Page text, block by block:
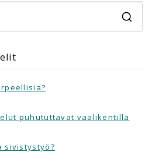
puhututtavat vaalikentillä
sivistystyö?